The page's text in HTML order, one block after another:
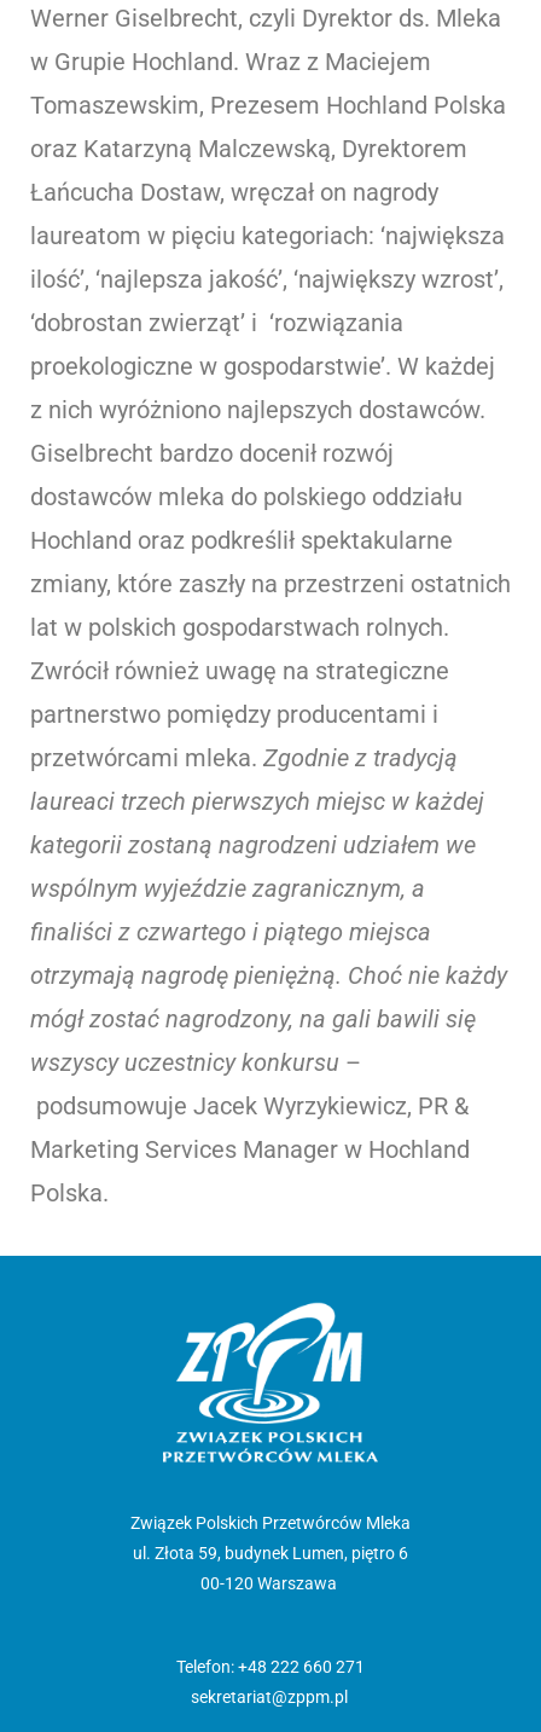
Werner Giselbrecht, czyli Dyrektor ds. Mleka
w Grupie Hochland. Wraz z Maciejem
Tomaszewskim, Prezesem Hochland Polska
oraz Katarzyną Malczewską, Dyrektorem
Łańcucha Dostaw, wręczał on nagrody
laureatom w pięciu kategoriach: ‘największa
ilość’, ‘najlepsza jakość’, ‘największy wzrost’,
‘dobrostan zwierząt’ i ‘rozwiązania
proekologiczne w gospodarstwie’. W każdej
z nich wyróżniono najlepszych dostawców.
Giselbrecht bardzo docenił rozwój
dostawców mleka do polskiego oddziału
Hochland oraz podkreślił spektakularne
zmiany, które zaszły na przestrzeni ostatnich
lat w polskich gospodarstwach rolnych.
Zwrócił również uwagę na strategiczne
partnerstwo pomiędzy producentami i
przetwórcami mleka. Zgodnie z tradycją
laureaci trzech pierwszych miejsc w każdej
kategorii zostaną nagrodzeni udziałem we
wspólnym wyjeździe zagranicznym, a
finaliści z czwartego i piątego miejsca
otrzymają nagrodę pieniężną. Choć nie każdy
mógł zostać nagrodzony, na gali bawili się
wszyscy uczestnicy konkursu –
podsumowuje Jacek Wyrzykiewicz, PR &
Marketing Services Manager w Hochland
Polska.
Związek Polskich Przetwórców Mleka
ul. Złota 59, budynek Lumen, piętro 6
00-120 Warszawa
Telefon: +48 222 660 271
sekretariat@zppm.pl